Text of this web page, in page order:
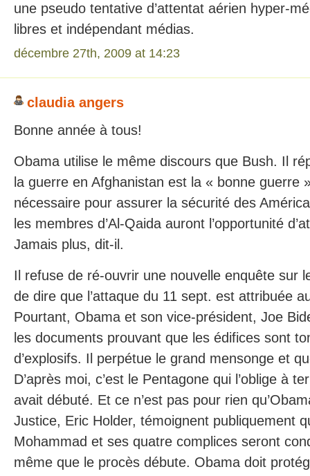
une pseudo tentative d’attentat aérien hyper-
libres et indépendant médias.
décembre 27th, 2009 at 14:23
claudia angers
Bonne année à tous!
Obama utilise le même discours que Bush. Il
la guerre en Afghanistan est la « bonne guerre
nécessaire pour assurer la sécurité des
les membres d’Al-Qaida auront l’opportunité
Jamais plus, dit-il.
Il refuse de ré-ouvrir une nouvelle enquête sur
de dire que l’attaque du 11 sept. est attribuée
Pourtant, Obama et son vice-président, Joe
les documents prouvant que les édifices sont
d’explosifs. Il perpétue le grand mensonge et
D’après moi, c’est le Pentagone qui l’oblige à
avait débuté. Et ce n’est pas pour rien
Justice, Eric Holder, témoignent publiquement
Mohammad et ses quatre complices seront
même que le procès débute. Obama doit